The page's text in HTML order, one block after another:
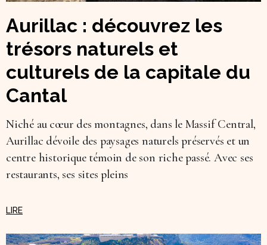
Aurillac : découvrez les
trésors naturels et
culturels de la capitale du
Cantal
Niché au cœur des montagnes, dans le Massif Central,
Aurillac dévoile des paysages naturels préservés et un
centre historique témoin de son riche passé. Avec ses
restaurants, ses sites pleins